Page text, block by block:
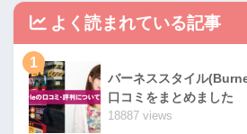
よく読まれている記事
1
バーネススタイル
口コミをまとめました
18887 views